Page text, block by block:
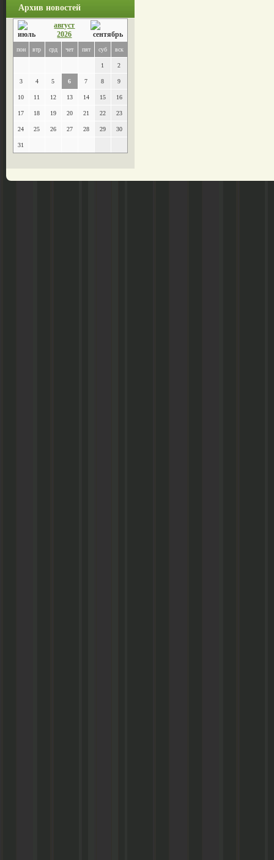
Архив новостей
август
2026
пон втр срд чет пят суб вск
1 2
3 4 5 6 7 8 9
10 11 12 13 14 15 16
17 18 19 20 21 22 23
24 25 26 27 28 29 30
31